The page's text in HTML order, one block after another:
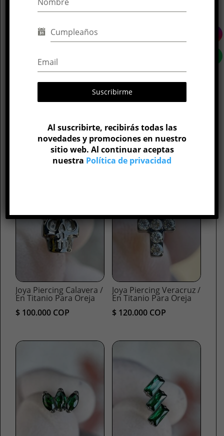
Parte del cuerpo
Oreja
Calibre
16G
6 mm,8 mm,10 mm,12 mm
Productos relacionados
Joya Piercing Calavera /
En Titanio Para Oreja
$ 100.000 COP
Joya Piercing Veracruz /
En Titanio Para Oreja
$120.000COP
Suscribirme
Al suscribirte, recibirás todas las
novedades y promociones en nuestro
sitio web. Al continuar aceptas
nuestra Política de privacidad